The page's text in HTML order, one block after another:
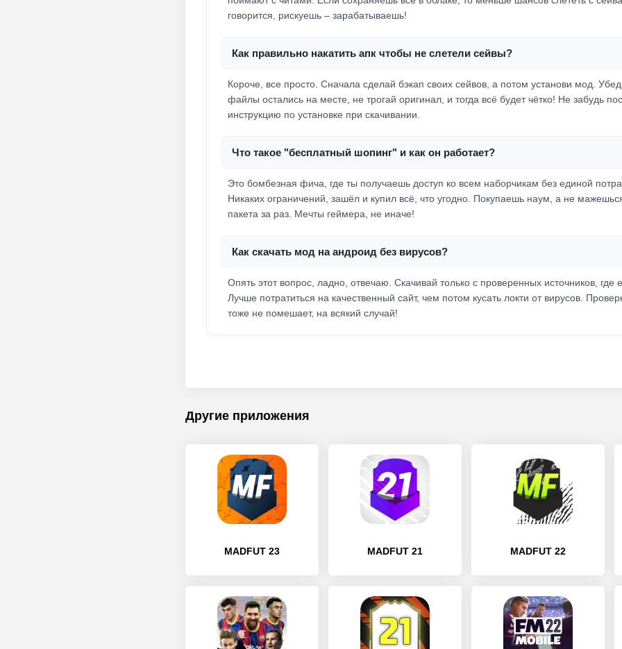
говорится, рискуешь – зарабатываешь!
Как правильно накатить апк чтобы не слетели сейвы?
Короче, все просто. Сначала сделай бэкап своих сейвов, а потом установи мод.
файлы остались на месте, не трогай оригинал, и тогда всё будет чётко! Не забудь
инструкцию по установке при скачивании.
Что такое "бесплатный шопинг" и как он работает?
Это бомбезная фича, где ты получаешь доступ ко всем наборчикам без единой
Никаких ограничений, зашёл и купил всё, что угодно. Покупаешь наум, а не
пакета за раз. Мечты геймера, не иначе!
Как скачать мод на андроид без вирусов?
Опять этот вопрос, ладно, отвечаю. Скачивай только с проверенных источников, где
Лучше потратиться на качественный сайт, чем потом кусать локти от вирусов.
тоже не помешает, на всякий случай!
Другие приложения
MADFUT 23 MADFUT 21 MADFUT 22